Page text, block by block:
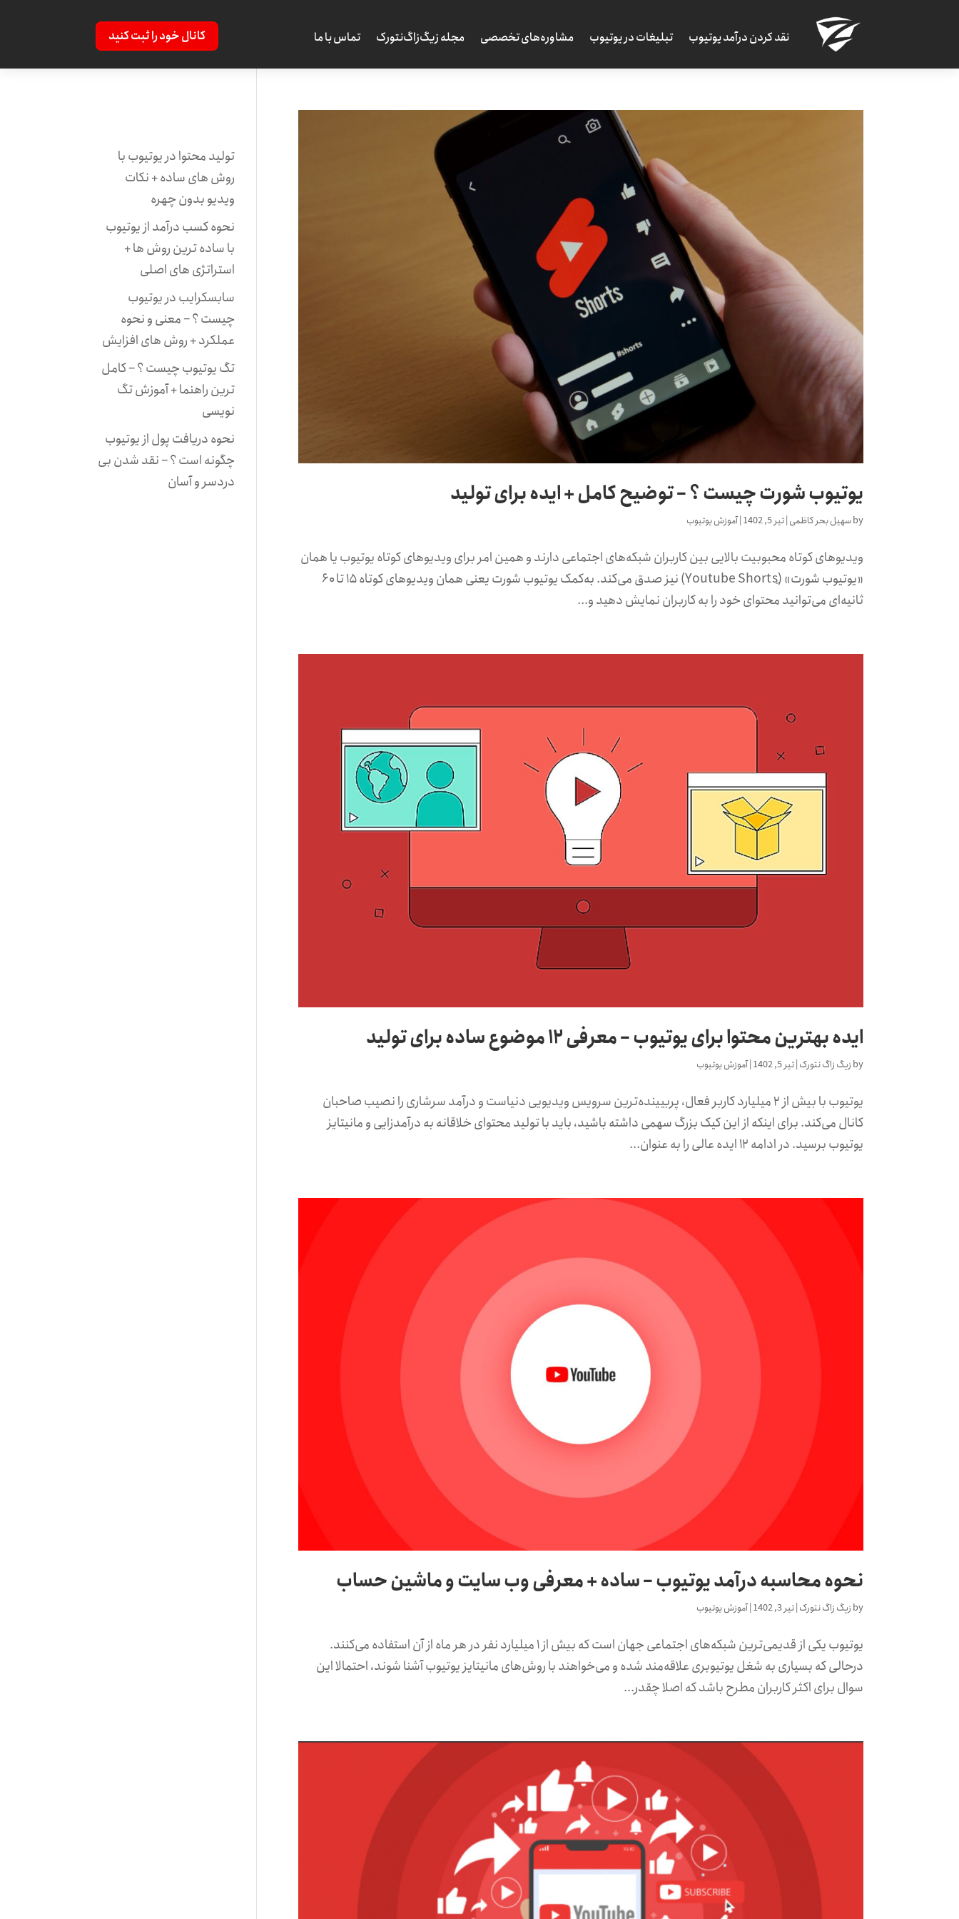
نقد کردن درآمد یوتیوب تبلیغات در یوتیوب مشاوره‌های تخصصی مجله زیگ‌زاگ‌نتورک تماس با ما کانال خود را ثبت کنید
یوتیوب شورت چیست ؟ – توضیح کامل + ایده برای تولید
byسهیل بحر کاظمی|تیر 5, 1402 |آموزش یوتیوب
ویدیوهای کوتاه محبوبیت بالایی بین کاربران شبکه‌های اجتماعی دارند و همین امر برای ویدیوهای کوتاه یوتیوب یا همان
«یوتیوب شورت» (ِYoutube Shorts) نیز صدق می‌کند. به‌کمک یوتیوب شورت یعنی همان ویدیوهای کوتاه ۱۵ تا ۶۰
ثانیه‌ای می‌توانید محتوای خود را به کاربران نمایش دهید و...
ایده بهترین محتوا برای یوتیوب – معرفی ۱۲ موضوع ساده برای تولید
byزیگ زاگ نتورک|تیر 5, 1402 |آموزش یوتیوب
یوتیوب با بیش از ۲ میلیارد کاربر فعال، پربیینده‌ترین سرویس ویدیویی دنیاست و درآمد سرشاری را نصیب صاحبان
کانال می‌کند. برای اینکه از این کیک بزرگ سهمی داشته باشید، باید با تولید محتوای خلاقانه به درآمدزایی و مانیتایز
یوتیوب برسید. در ادامه ۱۲ ایده عالی را به عنوان...
نحوه محاسبه درآمد یوتیوب – ساده + معرفی وب سایت و ماشین حساب
byزیگ زاگ نتورک |تیر 3, 1402 |آموزش یوتیوب
یوتیوب یکی از قدیمی‌ترین شبکه‌های اجتماعی جهان است که بیش از ۱ میلیارد نفر در هر ماه از آن استفاده می‌کنند.
درحالی که بسیاری به شغل یوتیوبری علاقه‌مند شده و می‌خواهند با روش‌های مانیتایز یوتیوب آشنا شوند، احتمالا این
سوال برای اکثر کاربران مطرح باشد که اصلا چقدر...
تولید محتوا در یوتیوب با
روش های ساده + نکات
ویدیو بدون چهره
نحوه کسب درآمد از یوتیوب
با ساده ترین روش ها +
استراتژی های اصلی
سابسکرایب در یوتیوب
چیست ؟ – معنی و نحوه
عملکرد + روش های افزایش
تگ یوتیوب چیست ؟ – کامل
ترین راهنما + آموزش تگ
نویسی
نحوه دریافت پول از یوتیوب
چگونه است ؟ – نقد شدن بی
دردسر و آسان